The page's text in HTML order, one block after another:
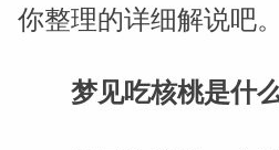
你整理的详细解说吧。
梦见吃核桃是什